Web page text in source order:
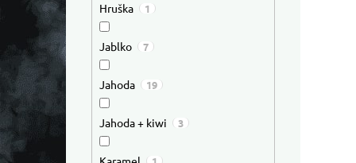
Hruška 1
Jablko 7
Jahoda 19
Jahoda + kiwi 3